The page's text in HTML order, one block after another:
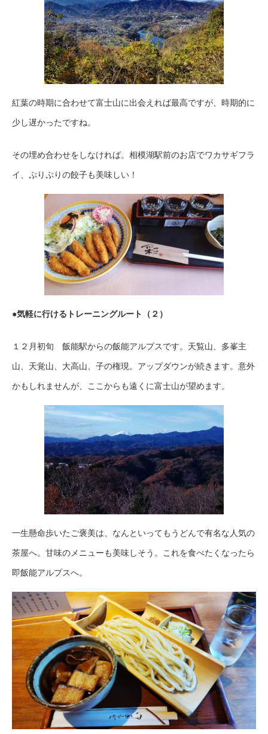
紅葉の時期に合わせて富士山に出会えれば最高ですが、時期的に
少し遅かったですね。
その埋め合わせをしなければ。相模湖駅前のお店でワカサギフラ
イ、ぷりぷりの餃子も美味しい！
●気軽に行けるトレーニングルート（２）
１２月初旬 飯能駅からの飯能アルプスです。天覧山、多峯主
山、天覚山、大高山、子の権現。アップダウンが続きます。意外
かもしれませんが、ここからも遠くに富士山が望めます。
一生懸命歩いたご褒美は、なんといってもうどんで有名な人気の
茶屋へ。甘味のメニューも美味しそう。これを食べたくなったら
即飯能アルプスへ。